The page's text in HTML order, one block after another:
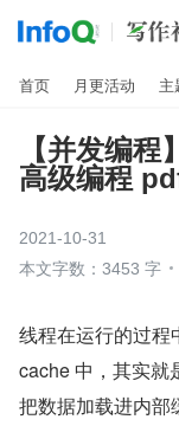
首页 月更活动 主
【并发编
高级编程
2021-10-31
本文字数：3453 字
线程在运行的过程
cache 中，其实就
把数据加载进内部